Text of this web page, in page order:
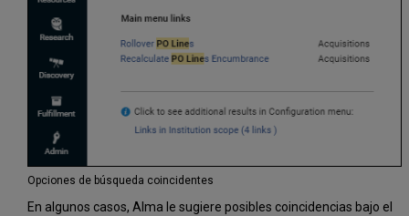
Opciones de búsqueda coincidentes
En algunos casos, Alma le sugiere posibles coincidencias bajo el